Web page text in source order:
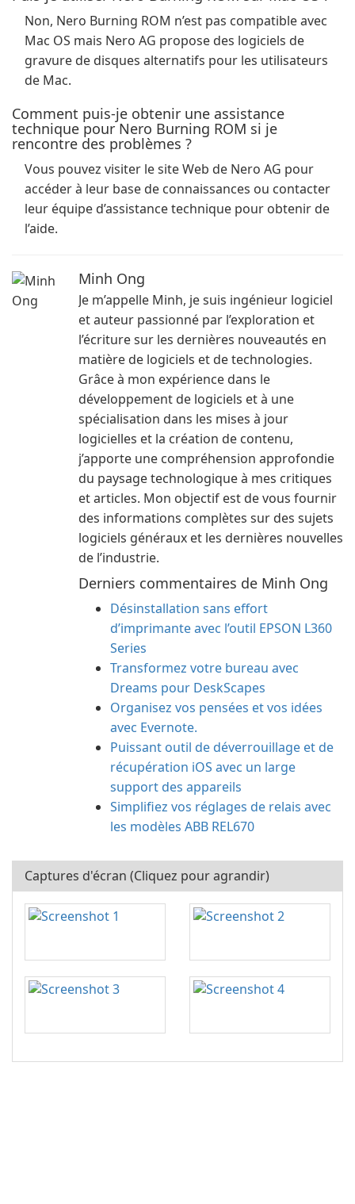
Non, Nero Burning ROM n’est pas compatible avec
Mac OS mais Nero AG propose des logiciels de
gravure de disques alternatifs pour les utilisateurs
de Mac.
Comment puis-je obtenir une assistance
technique pour Nero Burning ROM si je
rencontre des problèmes ?
Vous pouvez visiter le site Web de Nero AG pour
accéder à leur base de connaissances ou contacter
leur équipe d’assistance technique pour obtenir de
l’aide.
Minh Ong
Je m’appelle Minh, je suis ingénieur logiciel
et auteur passionné par l’exploration et
l’écriture sur les dernières nouveautés en
matière de logiciels et de technologies.
Grâce à mon expérience dans le
développement de logiciels et à une
spécialisation dans les mises à jour
logicielles et la création de contenu,
j’apporte une compréhension approfondie
du paysage technologique à mes critiques
et articles. Mon objectif est de vous fournir
des informations complètes sur des sujets
logiciels généraux et les dernières nouvelles
de l’industrie.
Derniers commentaires de Minh Ong
Désinstallation sans effort
d’imprimante avec l’outil EPSON L360
Series
Transformez votre bureau avec
Dreams pour DeskScapes
Organisez vos pensées et vos idées
avec Evernote.
Puissant outil de déverrouillage et de
récupération iOS avec un large
support des appareils
Simplifiez vos réglages de relais avec
les modèles ABB REL670
Captures d'écran (Cliquez pour agrandir)